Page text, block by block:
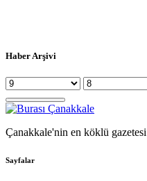
Haber Arşivi
Çanakkale'nin en köklü gazetesi
Sayfalar